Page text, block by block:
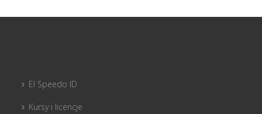
El Speedo ID
Kursy i licencje